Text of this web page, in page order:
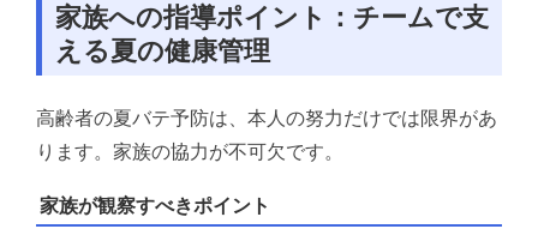
家族への指導ポイント：チームで支
える夏の健康管理
高齢者の夏バテ予防は、本人の努力だけでは限界があ
ります。 家族の協力が不可欠です。
家族が観察すべきポイント